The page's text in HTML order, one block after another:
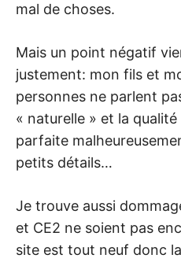
mal de choses.
Mais un point négatif
justement: mon fils et
personnes ne parlent
« naturelle » et la qualité
parfaite
petits détails…
Je trouve aussi
et CE2 ne soient pas
site est tout neuf donc